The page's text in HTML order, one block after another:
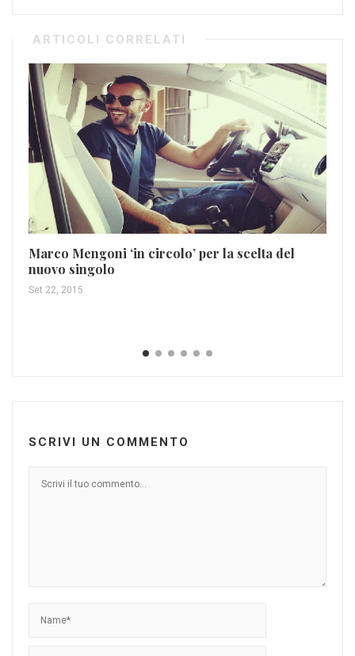
ARTICOLI CORRELATI
Marco Mengoni ‘in circolo’ per la scelta del
nuovo singolo
Set 22, 2015
SCRIVI UN COMMENTO